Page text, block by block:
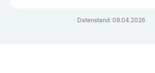
Datenstand: 09.04.2026